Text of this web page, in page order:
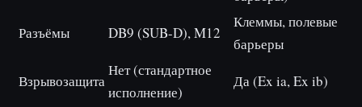
Разъёмы
DB9 (SUB-D), M12
Клеммы, полевые
барьеры
Взрывозащита
Нет (стандартное
исполнение)
Да (Ex ia, Ex ib)